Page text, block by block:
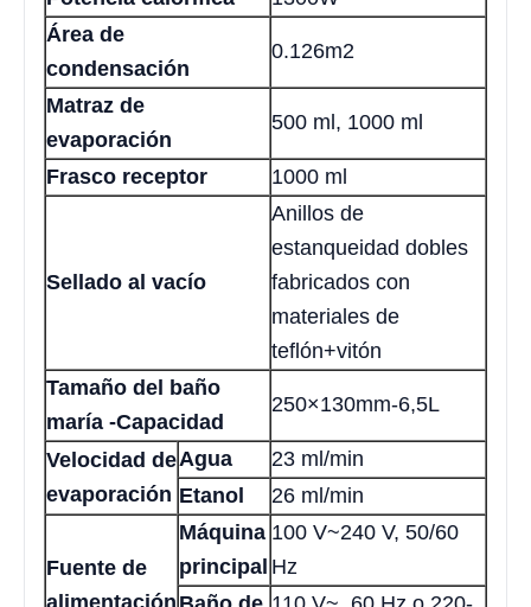
Área de
condensación
0.126m2
Matraz de
evaporación
500 ml, 1000 ml
Frasco receptor 1000 ml
Sellado al vacío
Anillos de
estanqueidad dobles
fabricados con
materiales de
teflón+vitón
Tamaño del baño
maría -Capacidad
250×130mm-6,5L
Velocidad de
evaporación
Agua
23 ml/min
Etanol
26 ml/min
Fuente de
alimentación
Máquina
principal
100 V~240 V, 50/60
Hz